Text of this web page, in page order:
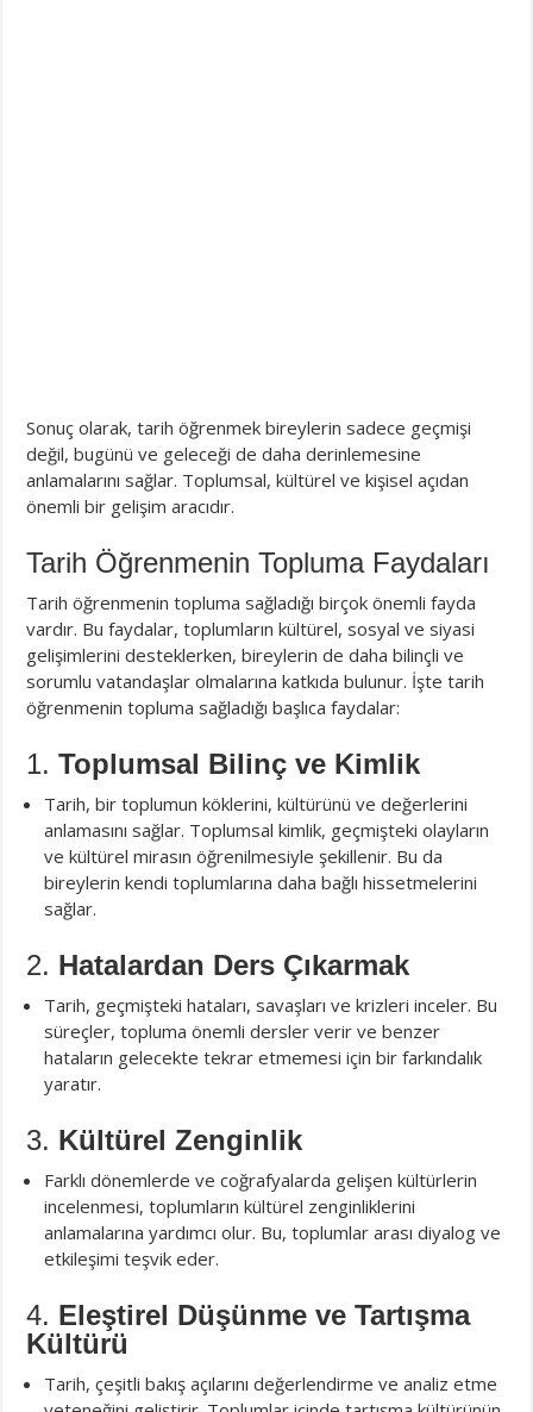
Sonuç olarak, tarih öğrenmek bireylerin sadece geçmişi
değil, bugünü ve geleceği de daha derinlemesine
anlamalarını sağlar. Toplumsal, kültürel ve kişisel açıdan
önemli bir gelişim aracıdır.
Tarih Öğrenmenin Topluma Faydaları
Tarih öğrenmenin topluma sağladığı birçok önemli fayda
vardır. Bu faydalar, toplumların kültürel, sosyal ve siyasi
gelişimlerini desteklerken, bireylerin de daha bilinçli ve
sorumlu vatandaşlar olmalarına katkıda bulunur. İşte tarih
öğrenmenin topluma sağladığı başlıca faydalar:
1.Toplumsal Bilinç ve Kimlik
Tarih, bir toplumun köklerini, kültürünü ve değerlerini
anlamasını sağlar. Toplumsal kimlik, geçmişteki olayların
ve kültürel mirasın öğrenilmesiyle şekillenir. Bu da
bireylerin kendi toplumlarına daha bağlı hissetmelerini
sağlar.
2. Hatalardan Ders Çıkarmak
Tarih, geçmişteki hataları, savaşları ve krizleri inceler. Bu
süreçler, topluma önemli dersler verir ve benzer
hataların gelecekte tekrar etmemesi için bir farkındalık
yaratır.
3. Kültürel Zenginlik
Farklı dönemlerde ve coğrafyalarda gelişen kültürlerin
incelenmesi, toplumların kültürel zenginliklerini
anlamalarına yardımcı olur. Bu, toplumlar arası diyalog ve
etkileşimi teşvik eder.
4. Eleştirel Düşünme ve Tartışma
Kültürü
Tarih, çeşitli bakış açılarını değerlendirme ve analiz etme